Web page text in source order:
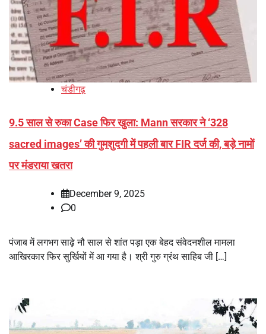
चंडीगढ़
9.5 साल से रुका Case फिर खुला: Mann सरकार ने ‘328
sacred images’ की गुमशुदगी में पहली बार FIR दर्ज की, बड़े नामों
पर मंडराया खतरा
December 9, 2025
0
पंजाब में लगभग साढ़े नौ साल से शांत पड़ा एक बेहद संवेदनशील मामला
आखिरकार फिर सुर्खियों में आ गया है। श्री गुरु ग्रंथ साहिब जी […]